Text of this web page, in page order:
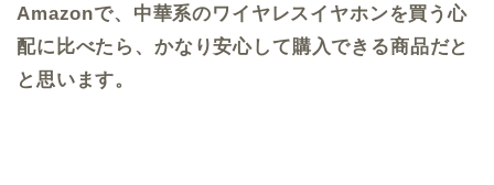
Amazonで、中華系のワイヤレスイヤホンを買う心
配に比べたら、かなり安心して購入できる商品だと
と思います。